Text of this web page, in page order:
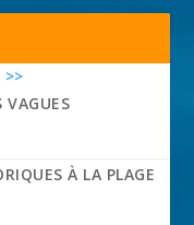
>>
VAGUES
À LA PLAGE